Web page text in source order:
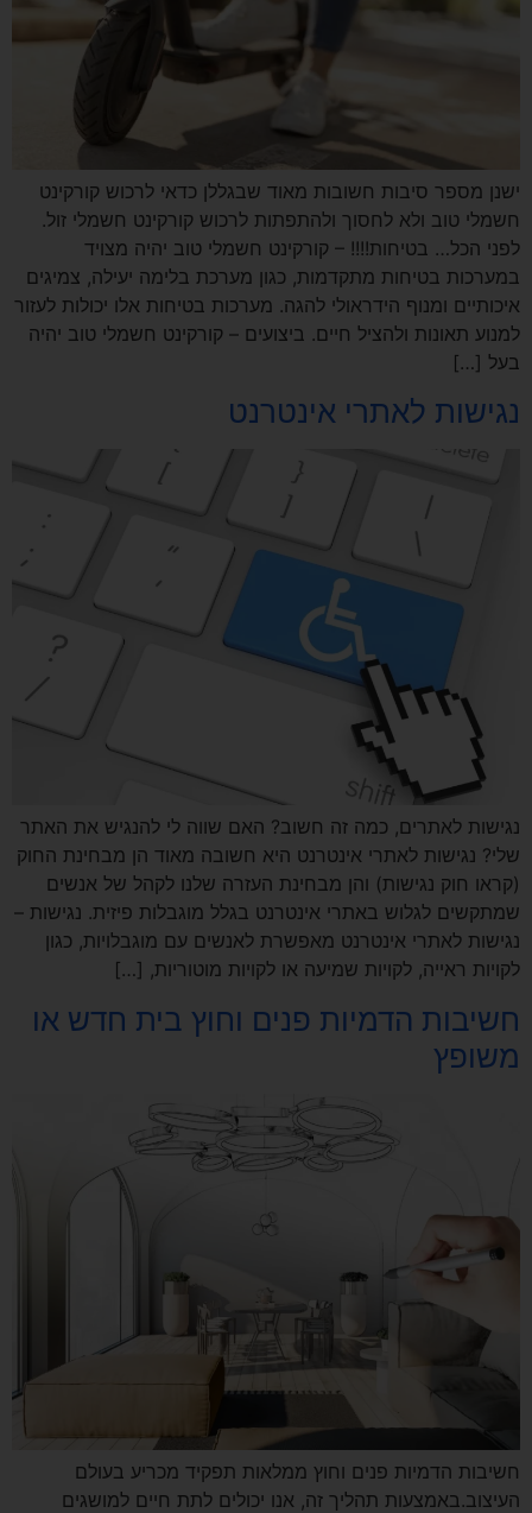
ישנן מספר סיבות חשובות מאוד שבגללן כדאי לרכוש קורקינט
חשמלי טוב ולא לחסוך ולהתפתות לרכוש קורקינט חשמלי זול.
לפני הכל… בטיחות!!!! – קורקינט חשמלי טוב יהיה מצויד
במערכות בטיחות מתקדמות, כגון מערכת בלימה יעילה, צמיגים
איכותיים ומנוף הידראולי להגה. מערכות בטיחות אלו יכולות לעזור
למנוע תאונות ולהציל חיים. ביצועים – קורקינט חשמלי טוב יהיה
בעל […]
נגישות לאתרי אינטרנט
נגישות לאתרים, כמה זה חשוב? האם שווה לי להנגיש את האתר
שלי? נגישות לאתרי אינטרנט היא חשובה מאוד הן מבחינת החוק
(קראו חוק נגישות) והן מבחינת העזרה שלנו לקהל של אנשים
שמתקשים לגלוש באתרי אינטרנט בגלל מוגבלות פיזית. נגישות –
נגישות לאתרי אינטרנט מאפשרת לאנשים עם מוגבלויות, כגון
לקויות ראייה, לקויות שמיעה או לקויות מוטוריות, […]
חשיבות הדמיות פנים וחוץ בית חדש או
משופץ
חשיבות הדמיות פנים וחוץ ממלאות תפקיד מכריע בעולם
העיצוב.באמצעות תהליך זה, אנו יכולים לתת חיים למושגים